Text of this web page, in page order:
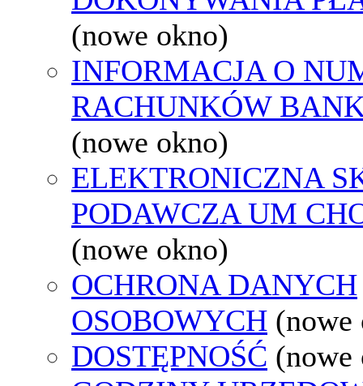
(nowe okno)
INFORMACJA O
RACHUNKÓW
(nowe okno)
ELEKTRONICZNA
PODAWCZA UM
(nowe okno)
OCHRONA DANYCH
OSOBOWYCH (nowe
DOSTĘPNOŚĆ (nowe